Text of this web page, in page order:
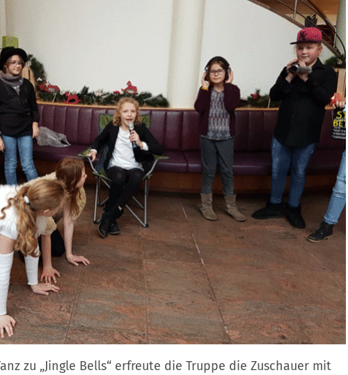
zu „Jingle Bells“ erfreute die Truppe die Zuschauer mit